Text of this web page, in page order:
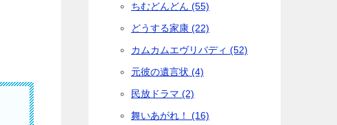
ちむどんどん (55)
どうする家康 (22)
カムカムエヴリバディ (52)
元彼の遺言状 (4)
民放ドラマ (2)
舞いあがれ！ (16)